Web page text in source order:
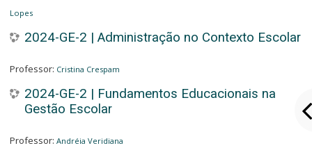
Lopes
2024-GE-2 | Administração no Contexto Escolar
Professor: Cristina Crespam
2024-GE-2 | Fundamentos Educacionais na
Gestão Escolar
Professor: Andréia Veridiana